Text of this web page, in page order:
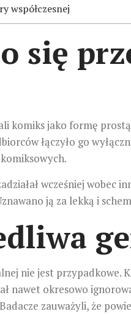
współczesnej
się
komiks jako formę
łączyło go
wcześniej
ją za lekką i
nie jest przypadkowe.
nawet okresowo
zauważyli, że